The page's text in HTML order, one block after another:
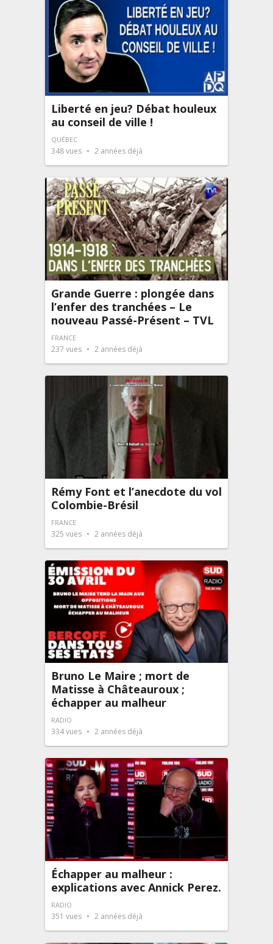
Liberté en jeu? Débat houleux
au conseil de ville !
QUÉBEC
348vues 2 années déjà
Grande Guerre : plongée dans
l’enfer des tranchées – Le
nouveau Passé-Présent – TVL
FRANCE
237 vues 2 années déjà
Rémy Font et l’anecdote du vol
Colombie-Brésil
FRANCE
325 vues 2 années déjà
Bruno Le Maire ; mort de
Matisse à Châteauroux ;
échapper au malheur
RADIO
334vues 2 années déjà
Échapper au malheur :
explications avec Annick Perez.
RADIO
351 vues 2 années déjà